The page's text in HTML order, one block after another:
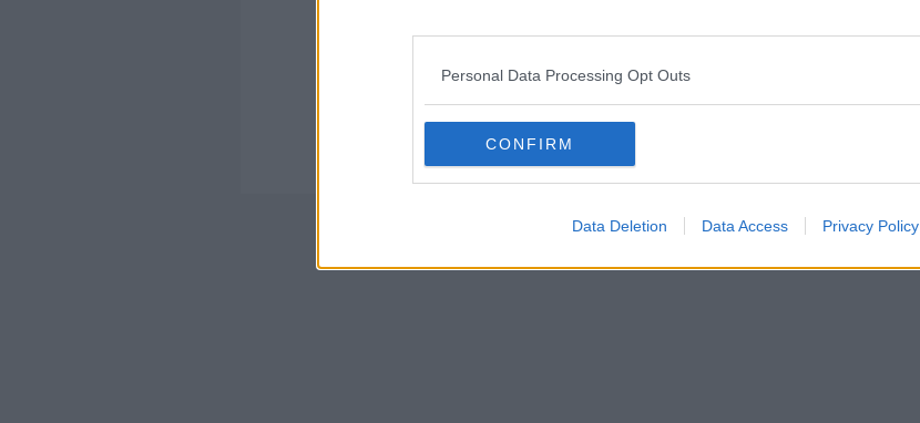
Personal Data Processing Opt Outs
CONFIRM
Data Deletion Data Access Privacy Policy
Der er ikke tilføjet nogen kommentar til denne opskrift endnu
Om os